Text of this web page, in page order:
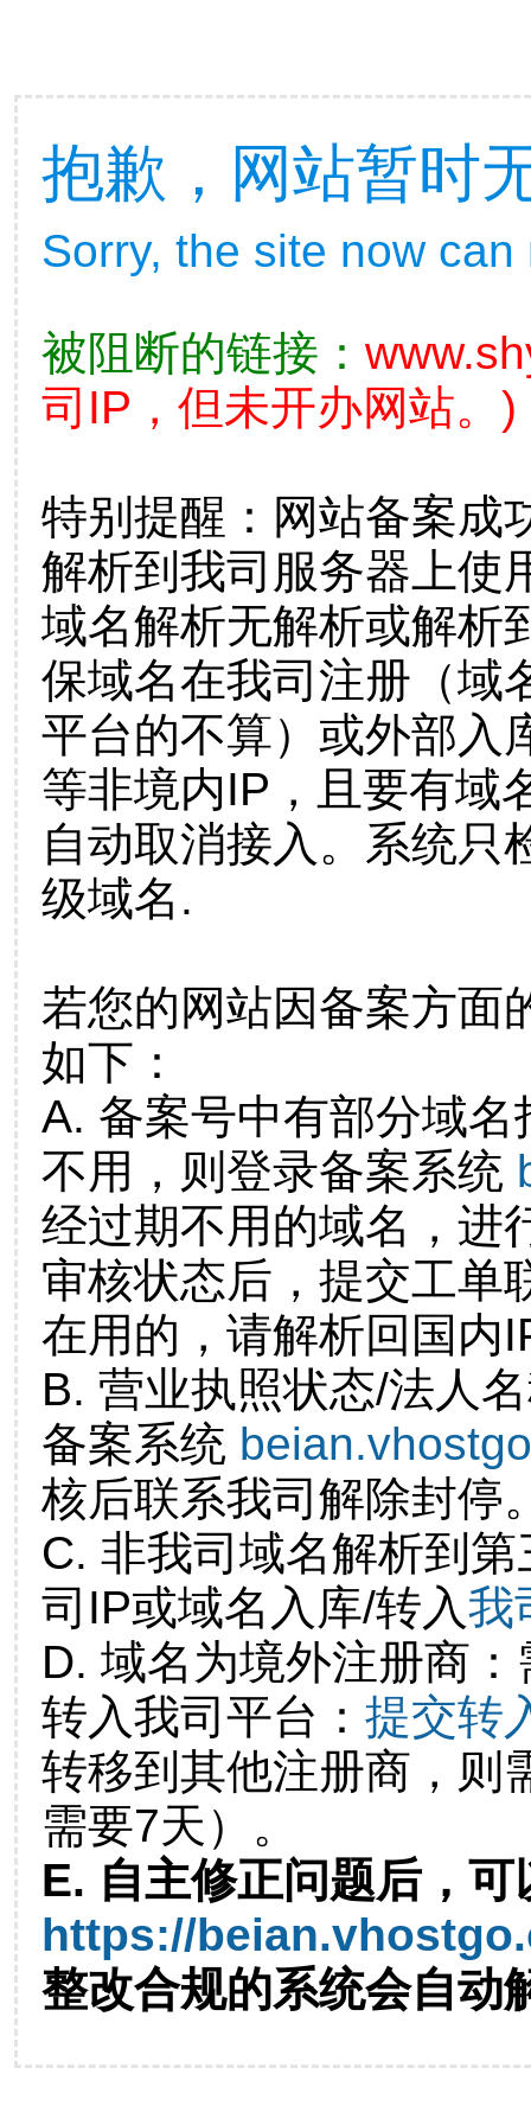
抱歉，网站暂时
Sorry, the site now
被阻断的链接：
司IP，但未开办网站。)
特别提醒：网站备案成
解析到我司服务器上使
域名解析无解析或解析
保域名在我司注册（域
平台的不算）或外部入
等非境内IP，且要有域
自动取消接入。系统只
级域名.
若您的网站因备案方面
如下：
A. 备案号中有部分域
不用，则登录备案系统
经过期不用的域名，进
审核状态后，提交工单
在用的，请解析回国内
B. 营业执照状态/法人
备案系统
核后联系我司解除封停
C. 非我司域名解析到
司IP或域名入库/转入我
D. 域名为境外注册商
转入我司平台： 提交转
转移到其他注册商，则
需要7天）。
E. 自主修正问题后，可
https://
整改合规的系统会自动